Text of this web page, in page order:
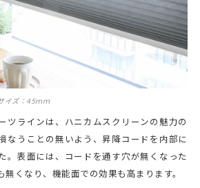
イズ：45ｍｍ
ツラインは、ハニカムスクリーンの魅力の
なうことの無いよう、昇降コードを内部に
。表面には、コードを通す穴が無くなった
無くなり、機能面での効果も高まります。